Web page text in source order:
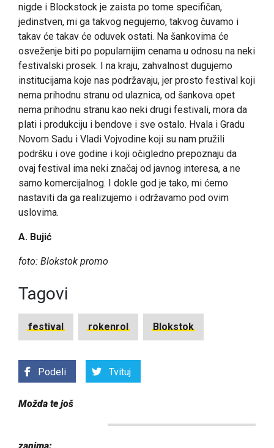
nigde i Blockstock je zaista po tome specifičan,
jedinstven, mi ga takvog negujemo, takvog čuvamo i
takav će takav će oduvek ostati. Na šankovima će
osveženje biti po popularnijim cenama u odnosu na neki
festivalski prosek. I na kraju, zahvalnost dugujemo
institucijama koje nas podržavaju, jer prosto festival koji
nema prihodnu stranu od ulaznica, od šankova opet
nema prihodnu stranu kao neki drugi festivali, mora da
plati i produkciju i bendove i sve ostalo. Hvala i Gradu
Novom Sadu i Vladi Vojvodine koji su nam pružili
podršku i ove godine i koji očigledno prepoznaju da
ovaj festival ima neki značaj od javnog interesa, a ne
samo komercijalnog. I dokle god je tako, mi ćemo
nastaviti da ga realizujemo i održavamo pod ovim
uslovima.
A. Bujić
foto: Blokstok promo
Tagovi
festival rokenrol Blokstok
Podeli Tvituj
Možda te još